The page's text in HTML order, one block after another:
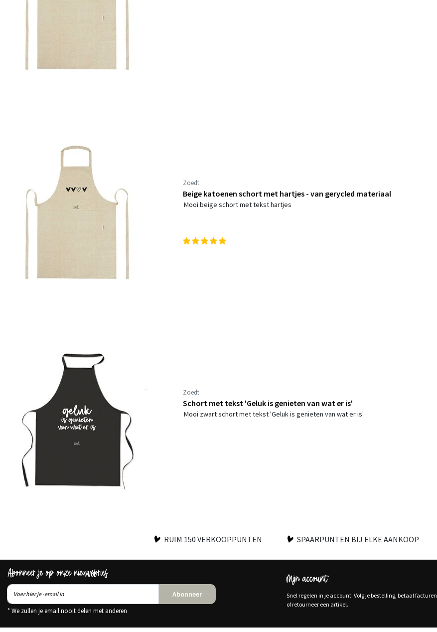
Zoedt
Beige katoenen schort met hartjes - van gerycled materiaal
Mooi beige schort met tekst hartjes
Zoedt
Schort met tekst 'Geluk is genieten van wat er is'
Mooi zwart schort met tekst 'Geluk is genieten van wat er is'
RUIM 150 VERKOOPPUNTEN SPAARPUNTEN BIJ ELKE AANKOOP
Abonneer je op onze nieuwsbrief
Abonneer
* We zullen je email nooit delen met anderen
Mijn account
Snel regelen in je account. Volg je bestelling, betaal facturen
of retourneer een artikel.